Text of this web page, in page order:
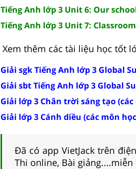
Tiếng Anh lớp 3 Unit 6: Our
Tiếng Anh lớp 3 Unit 7:
Xem thêm các tài liệu học tốt
Giải sgk Tiếng Anh lớp 3 Global
Giải sbt Tiếng Anh lớp 3 Global
Giải lớp 3 Chân trời sáng tạo
Giải lớp 3 Cánh diều (các môn
Đã có app VietJack trên
Thi online, Bài